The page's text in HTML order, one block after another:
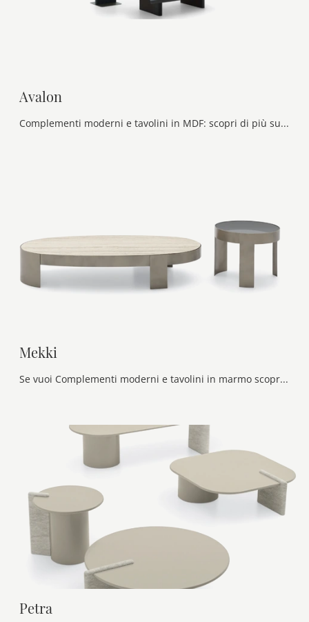
Avalon
Complementi moderni e tavolini in MDF: scopri di più sul modello Avalon di Ditre Italia e potrai impreziosire i tuoi spazi.
Mekki
Se vuoi Complementi moderni e tavolini in marmo scopri di più sul modello Mekki del brand Ditre Italia.
Petra